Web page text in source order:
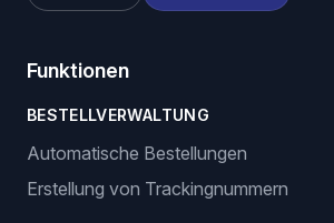
Funktionen
BESTELLVERWALTUNG
Automatische Bestellungen
Erstellung von Trackingnummern